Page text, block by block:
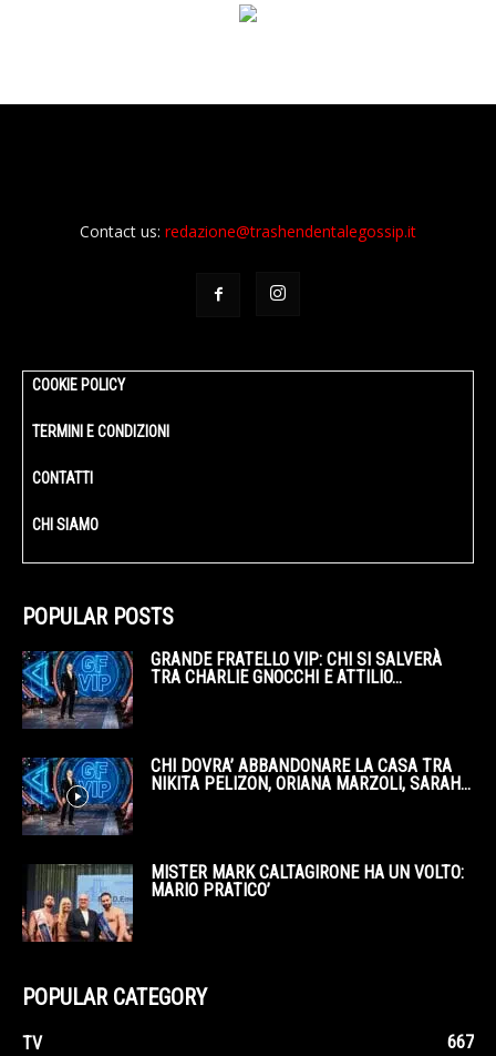
Contact us: redazione@trashendentalegossip.it
COOKIE POLICY
TERMINI E CONDIZIONI
CONTATTI
CHI SIAMO
POPULAR POSTS
GRANDE FRATELLO VIP: CHI SI SALVERÀ
TRA CHARLIE GNOCCHI E ATTILIO...
CHI DOVRA’ ABBANDONARE LA CASA TRA
NIKITA PELIZON, ORIANA MARZOLI, SARAH...
MISTER MARK CALTAGIRONE HA UN VOLTO:
MARIO PRATICO’
POPULAR CATEGORY
TV 667